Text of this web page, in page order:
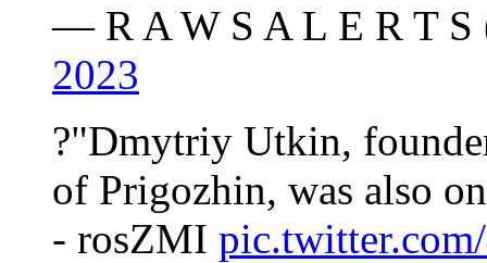
— R A W S A L E R T S
2023
?"Dmytriy Utkin,
of Prigozhin, was also
- rosZMI